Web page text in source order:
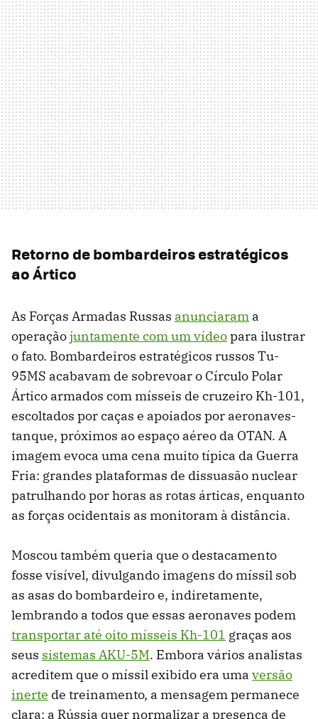
Retorno de bombardeiros estratégicos
ao Ártico
As Forças Armadas Russas anunciaram a
operaçãojuntamente com um vídeopara ilustrar
o fato. Bombardeiros estratégicos russos Tu-
95MS acabavam de sobrevoar o Círculo Polar
Ártico armados com mísseis de cruzeiro Kh-101,
escoltados por caças e apoiados por aeronaves-
tanque, próximos ao espaço aéreo da OTAN. A
imagem evoca uma cena muito típica da Guerra
Fria: grandes plataformas de dissuasão nuclear
patrulhando por horas as rotas árticas, enquanto
as forças ocidentais as monitoram à distância.
Moscou também queria que o destacamento
fosse visível, divulgando imagens do míssil sob
as asas do bombardeiro e, indiretamente,
lembrando a todos que essas aeronaves podem
transportar até oito mísseis Kh-101 graças aos
seus sistemas AKU-5M. Embora vários analistas
acreditem que o míssil exibido era uma versão
inerte de treinamento, a mensagem permanece
clara: a Rússia quer normalizar a presença de